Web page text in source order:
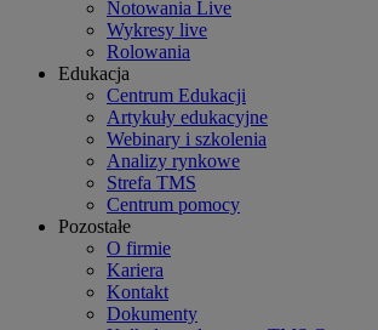
Notowania Live
Wykresy live
Rolowania
Edukacja
Centrum Edukacji
Artykuły edukacyjne
Webinary i szkolenia
Analizy rynkowe
Strefa TMS
Centrum pomocy
Pozostałe
O firmie
Kariera
Kontakt
Dokumenty